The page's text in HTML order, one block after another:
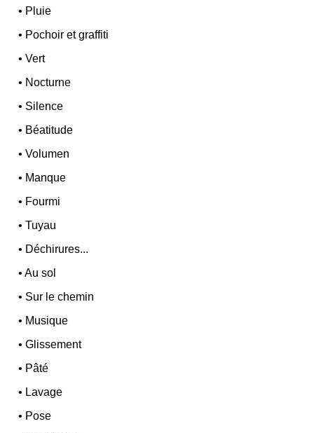
• Pluie
• Pochoir et graffiti
•Vert
• Nocturne
• Silence
• Béatitude
•Volumen
• Manque
• Fourmi
•Tuyau
• Déchirures...
•Au sol
• Sur le chemin
• Musique
•Glissement
• Pâté
• Lavage
• Pose